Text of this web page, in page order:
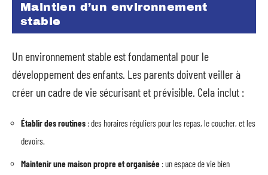
Maintien d’un environnement
stable
Un environnement stable est fondamental pour le
développement des enfants. Les parents doivent veiller à
créer un cadre de vie sécurisant et prévisible. Cela inclut :
Établir des routines : des horaires réguliers pour les repas, le coucher, et les
devoirs.
Maintenir une maison propre et organisée : un espace de vie bien